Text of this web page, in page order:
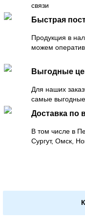
связи
Быстрая
Продукция в
можем
Выгодные
Для наших
самые
Доставка по
В том числе в
Сургут, Омск,